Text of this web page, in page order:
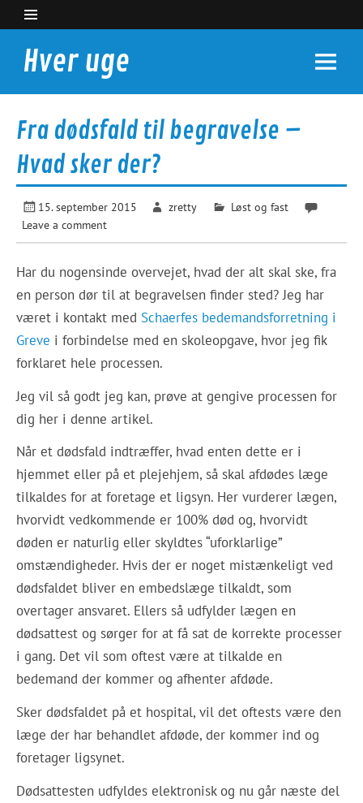
content
Hver uge
Fra dødsfald til begravelse –
Hvad sker der?
15. september 2015 zretty
Løst og fast
Leave a comment
Har du nogensinde overvejet, hvad der alt skal ske, fra
en person dør til at begravelsen finder sted? Jeg har
været i kontakt med Schaerfes bedemandsforretning i
Greve i forbindelse med en skoleopgave, hvor jeg fik
forklaret hele processen.
Jeg vil så godt jeg kan, prøve at gengive processen for
dig her i denne artikel.
Når et dødsfald indtræffer, hvad enten dette er i
hjemmet eller på et plejehjem, så skal afdødes læge
tilkaldes for at foretage et ligsyn. Her vurderer lægen,
hvorvidt vedkommende er 100% død og, hvorvidt
døden er naturlig eller skyldtes “uforklarlige”
omstændigheder. Hvis der er noget mistænkeligt ved
dødsfaldet bliver en embedslæge tilkaldt, som
overtager ansvaret. Ellers så udfylder lægen en
dødsattest og sørger for at få sat de korrekte processer
i gang. Det vil som oftest være at tilkalde en
bedemand der kommer og afhenter afdøde.
Sker dødsfaldet på et hospital, vil det oftests være den
læge der har behandlet afdøde, der kommer ind og
foretager ligsynet.
Dødsattesten udfyldes elektronisk og nu går næste del